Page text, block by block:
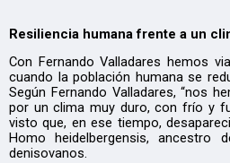
Resiliencia humana frente a un
Con Fernando Valladares hemos
cuando la población humana se
Según Fernando Valladares, “nos
por un clima muy duro, con frío y
visto que, en ese tiempo,
Homo heidelbergensis, ancestro
denisovanos.